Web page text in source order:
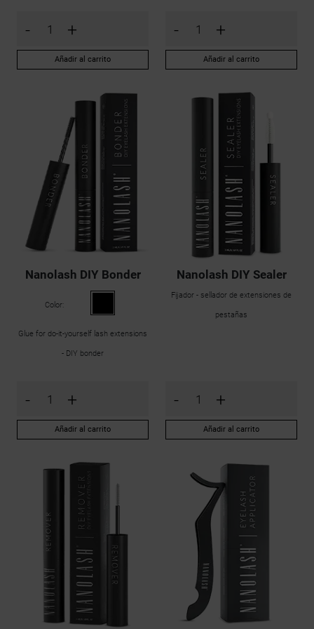
- +
Añadir al carrito
- +
Añadir al carrito
Nanolash DIY Bonder
Color:
Glue for do-it-yourself lash extensions
- DIY bonder
- +
Añadir al carrito
Nanolash DIY Sealer
Fijador - sellador de extensiones de
pestañas
- +
Añadir al carrito